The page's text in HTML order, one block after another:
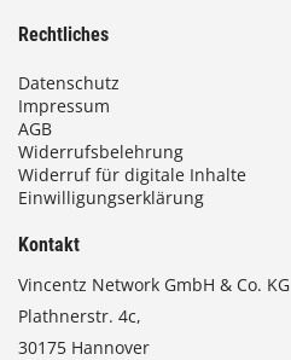
Rechtliches
Datenschutz
Impressum
AGB
Widerrufsbelehrung
Widerruf für digitale Inhalte
Einwilligungserklärung
Kontakt
Vincentz Network GmbH & Co. KG
Plathnerstr. 4c,
30175 Hannover